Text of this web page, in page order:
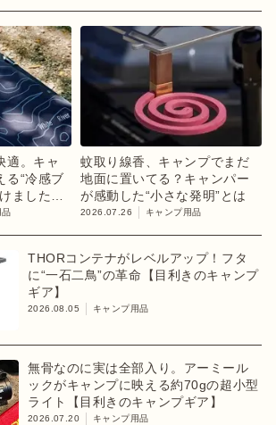
適。キャ
る“冷感ブ
ました
ア】
品
蚊取り線香、キャンプでまだ
地面に置いてる？キャンパー
が感動した“小さな発明”とは
2026.07.26 キャンプ用品
THORコンテナがレベルアップ！フタ
に“一石二鳥”の革命【目利きのキャンプ
ギア】
2026.08.05 キャンプ用品
無骨なのに実は全部入り。アーミール
ックがキャンプに映える約70gの超小型
ライト【目利きのキャンプギア】
2026.07.20 キャンプ用品